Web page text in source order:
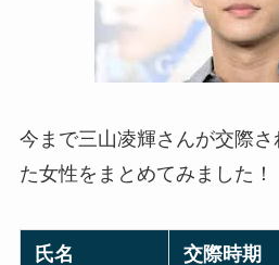
今まで三山凌輝さんが交際
た女性をまとめてみました！
氏名 交際時期